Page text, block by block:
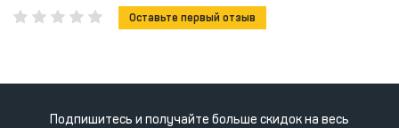
Оставьте первый отзыв
Подпишитесь и получайте больше скидок на весь